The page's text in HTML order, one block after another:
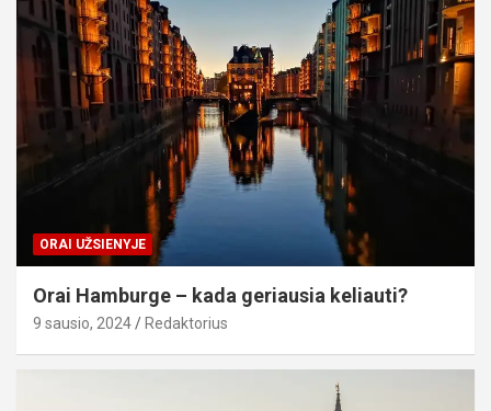
ORAI UŽSIENYJE
Orai Hamburge – kada geriausia keliauti?
9 sausio, 2024 Redaktorius